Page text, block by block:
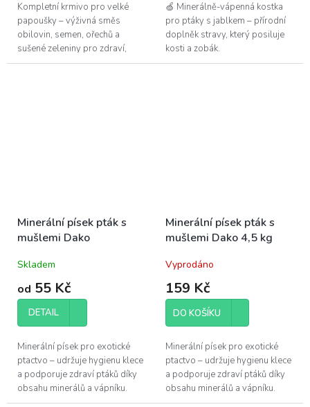
Kompletní krmivo pro velké
papoušky – výživná směs
obilovin, semen, ořechů a
sušené zeleniny pro zdraví,
vitalitu a chuťové potěšení
🍏 Minerálně-vápenná kostka
pro ptáky s jablkem – přírodní
doplněk stravy, který posiluje
kosti a zobák.
Minerální písek pták s
mušlemi Dako
Skladem
od 55 Kč
DETAIL
Minerální písek pro exotické
ptactvo – udržuje hygienu klece
a podporuje zdraví ptáků díky
obsahu minerálů a vápníku.
Minerální písek pták s
mušlemi Dako 4,5 kg
Vyprodáno
159 Kč
DO KOŠÍKU
Minerální písek pro exotické
ptactvo – udržuje hygienu klece
a podporuje zdraví ptáků díky
obsahu minerálů a vápníku.